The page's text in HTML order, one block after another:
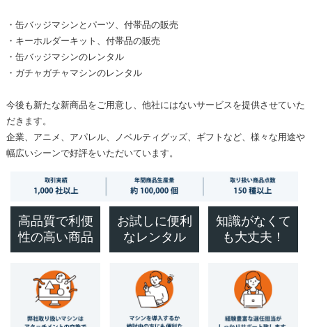
・缶バッジマシンとパーツ、付帯品の販売
・キーホルダーキット、付帯品の販売
・缶バッジマシンのレンタル
・ガチャガチャマシンのレンタル
今後も新たな新商品をご用意し、他社にはないサービスを提供させていた
だきます。
企業、アニメ、アパレル、ノベルティグッズ、ギフトなど、様々な用途や
幅広いシーンで好評をいただいています。
高品質で利便
性の高い商品
お試しに便利
なレンタル
知識がなくて
も大丈夫！